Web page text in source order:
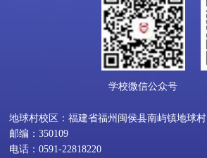
学校微信公众号
地球村校区：福建省福州闽侯县南屿镇地球村
邮编：350109
电话：0591-22818220